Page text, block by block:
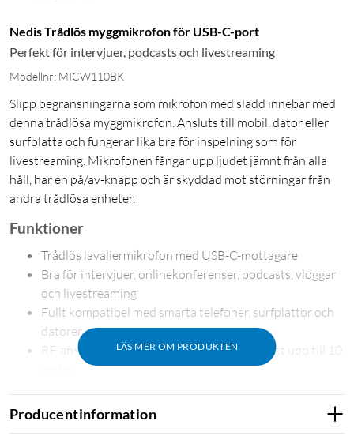
Nedis Trådlös myggmikrofon för USB-C-port
Perfekt för intervjuer, podcasts och livestreaming
Modellnr: MICW110BK
Slipp begränsningarna som mikrofon med sladd innebär med
denna trådlösa myggmikrofon. Ansluts till mobil, dator eller
surfplatta och fungerar lika bra för inspelning som för
livestreaming. Mikrofonen fångar upp ljudet jämnt från alla
håll, har en på/av-knapp och är skyddad mot störningar från
andra trådlösa enheter.
LÄS MER OM PRODUKTEN
Funktioner
Trådlös lavaliermikrofon med USB-C-mottagare
Bra för intervjuer, onlinekonferenser, podcasts, vloggar
och livestreaming
Fullt kompatibel med smarta telefoner, surfplattor och
datorer
RF-anslutning för trådlös överföring av ljudet upp till 10
Byter mellan olika frekvenser för att undvika störningar
Producentinformation